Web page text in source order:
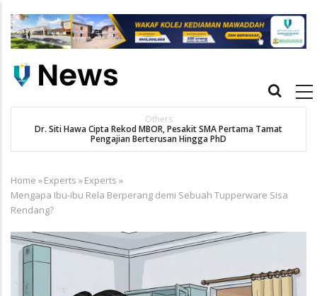
main
Main
Others
Dr. Siti Hawa Cipta Rekod MBOR, Pesakit SMA Pertama Tamat
Pengajian Berterusan Hingga PhD
Breadcrumb
Home »Experts »Experts »
Mengapa Ibu-ibu Rela Berperang demi Sebuah Tupperware Sisa
Rendang?